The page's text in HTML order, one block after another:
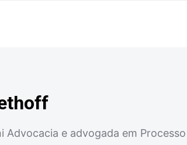
Advocacia e advogada em